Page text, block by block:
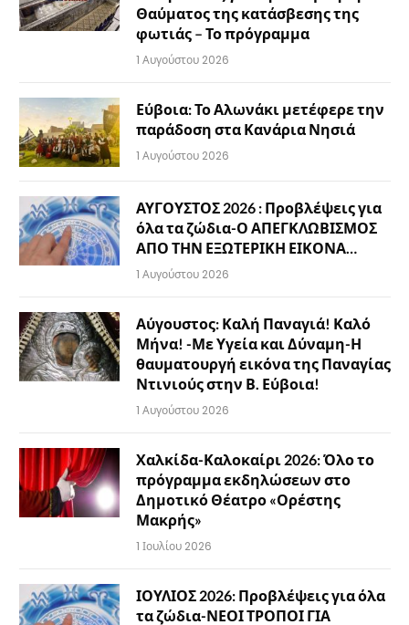
Θαύματος της κατάσβεσης της
φωτιάς – Το πρόγραμμα
1 Αυγούστου 2026
Εύβοια: Το Αλωνάκι μετέφερε την
παράδοση στα Κανάρια Νησιά
1 Αυγούστου 2026
ΑΥΓΟΥΣΤΟΣ 2026 : Προβλέψεις για
όλα τα ζώδια-Ο ΑΠΕΓΚΛΩΒΙΣΜΟΣ
ΑΠΟ ΤΗΝ ΕΞΩΤΕΡΙΚΗ ΕΙΚΟΝΑ…
1 Αυγούστου 2026
Αύγουστος: Καλή Παναγιά! Καλό
Μήνα! -Με Υγεία και Δύναμη-Η
θαυματουργή εικόνα της Παναγίας
Ντινιούς στην Β. Εύβοια!
1 Αυγούστου 2026
Χαλκίδα-Καλοκαίρι 2026: Όλο το
πρόγραμμα εκδηλώσεων στο
Δημοτικό Θέατρο «Ορέστης
Μακρής»
1 Ιουλίου 2026
ΙΟΥΛΙΟΣ 2026: Προβλέψεις για όλα
τα ζώδια-ΝΕΟΙ ΤΡΟΠΟΙ ΓΙΑ